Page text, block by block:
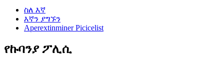
ስለ እኛ
እኛን ያግኙን
Aperextinminer Picicelist
የኩባንያ ፖሊሲ